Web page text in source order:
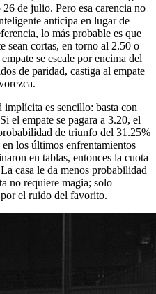
de julio. Pero esa carencia no
anticipa en lugar de
lo más probable es que
sean cortas, en torno al 2.50 o
se escale por encima del
de paridad, castiga al empate
es sencillo: basta con
el empate se pagara a 3.20, el
de triunfo del 31.25%
los últimos enfrentamientos
en tablas, entonces la cuota
casa le da menos probabilidad
no requiere magia; solo
el ruido del favorito.